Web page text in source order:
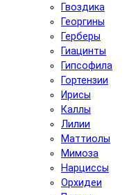
Гвоздика
Георгины
Герберы
Гиацинты
Гипсофила
Гортензии
Ирисы
Каллы
Лилии
Маттиолы
Мимоза
Нарциссы
Орхидеи